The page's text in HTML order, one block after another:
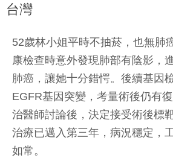
台灣
52歲林小姐平時不抽菸，也無肺
康檢查時意外發現肺部有陰影，
肺癌，讓她十分錯愕。後續基因
EGFR基因突變，考量術後仍有
治醫師討論後，決定接受術後標
治療已邁入第三年，病況穩定，
如常。